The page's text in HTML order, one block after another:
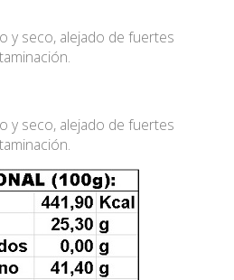
y seco, alejado de fuertes
y seco, alejado de fuertes